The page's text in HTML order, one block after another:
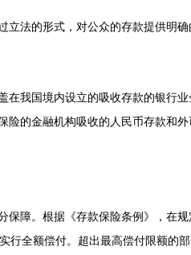
立法的形式，对公众的存款提供明确
在我国境内设立的吸收存款的银行
险的金融机构吸收的人民币存款和
保障。根据《存款保险条例》，在
行全额偿付。超出最高偿付限额的